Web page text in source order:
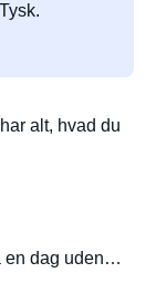
alt, hvad du
en dag uden